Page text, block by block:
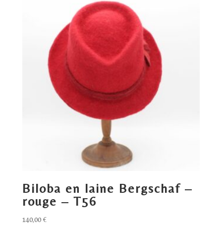
Biloba en laine Bergschaf –
rouge – T56
140,00 €